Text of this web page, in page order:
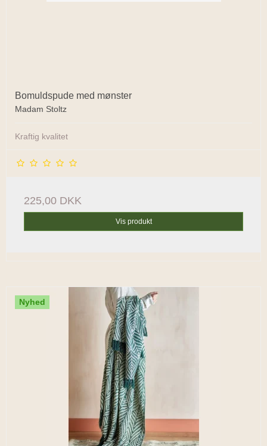
Bomuldspude med mønster
Madam Stoltz
Kraftig kvalitet
225,00 DKK
Vis produkt
Nyhed